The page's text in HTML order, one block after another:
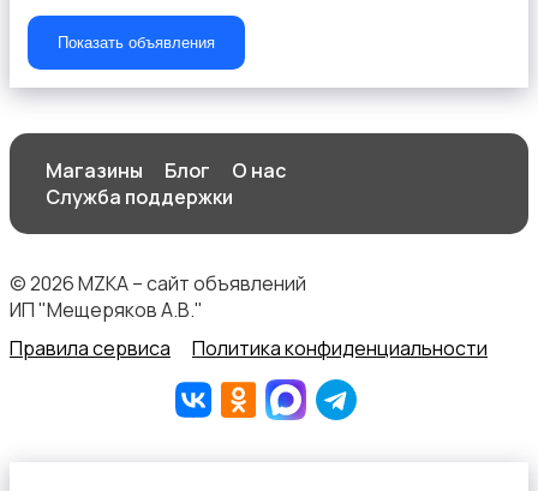
Показать объявления
Магазины Блог
О нас
Служба поддержки
© 2026 MZKA – сайт объявлений
ИП "Мещеряков А.В."
Правила сервиса
Политика конфиденциальности